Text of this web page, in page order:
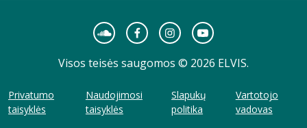
Visos teisės saugomos © 2026 ELVIS.
Privatumo
taisyklės
Naudojimosi
taisyklės
Slapukų
politika
Vartotojo
vadovas